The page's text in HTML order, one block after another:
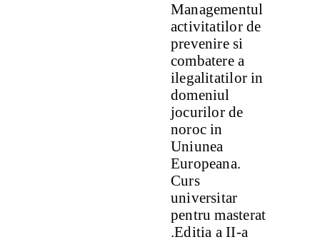
Managementul
activitatilor de
prevenire si
combatere a
ilegalitatilor in
domeniul
jocurilor de
noroc in
Uniunea
Europeana.
Curs
universitar
pentru masterat
.Editia a II-a